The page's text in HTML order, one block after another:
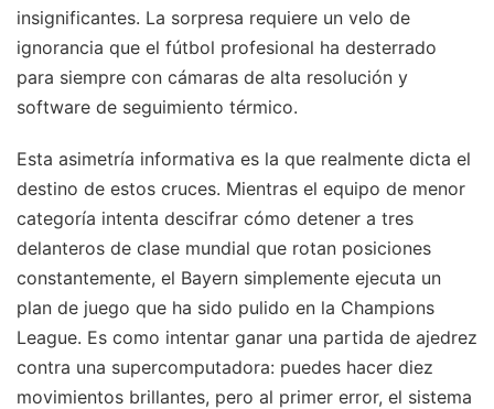
insignificantes. La sorpresa requiere un velo de
ignorancia que el fútbol profesional ha desterrado
para siempre con cámaras de alta resolución y
software de seguimiento térmico.
Esta asimetría informativa es la que realmente dicta el
destino de estos cruces. Mientras el equipo de menor
categoría intenta descifrar cómo detener a tres
delanteros de clase mundial que rotan posiciones
constantemente, el Bayern simplemente ejecuta un
plan de juego que ha sido pulido en la Champions
League. Es como intentar ganar una partida de ajedrez
contra una supercomputadora: puedes hacer diez
movimientos brillantes, pero al primer error, el sistema